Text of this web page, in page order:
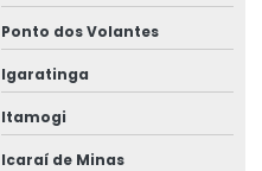
Ponto dos Volantes
Igaratinga
Itamogi
Icaraí de Minas